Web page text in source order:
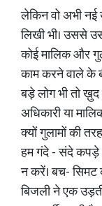
लेकिन वो अभी नई
लिखी भी। उससे
कोई मालिक और
काम करने वाले के
बड़े लोग भी तो
अधिकारी या
क्यों गुलामों की
हम गंदे - संदे कपड़े
न करें। बच- सिमट
बिजली ने एक